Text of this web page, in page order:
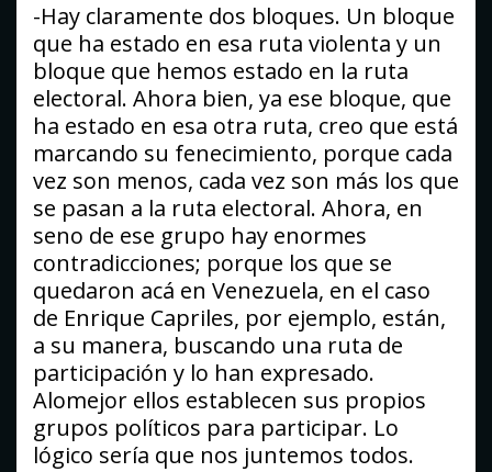
-Hay claramente dos bloques. Un bloque
que ha estado en esa ruta violenta y un
bloque que hemos estado en la ruta
electoral. Ahora bien, ya ese bloque, que
ha estado en esa otra ruta, creo que está
marcando su fenecimiento, porque cada
vez son menos, cada vez son más los que
se pasan a la ruta electoral. Ahora, en
seno de ese grupo hay enormes
contradicciones; porque los que se
quedaron acá en Venezuela, en el caso
de Enrique Capriles, por ejemplo, están,
a su manera, buscando una ruta de
participación y lo han expresado.
Alomejor ellos establecen sus propios
grupos políticos para participar. Lo
lógico sería que nos juntemos todos.